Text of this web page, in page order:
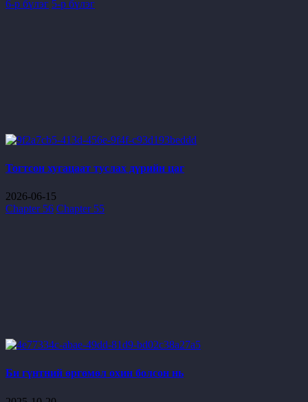
6-р бүлэг 5-р бүлэг
Тогтсон хугацаат туслах дүрийн цаг
2026-06-15
Chapter 56 Chapter 55
Би гүнтний өргөмөл охин болсон нь